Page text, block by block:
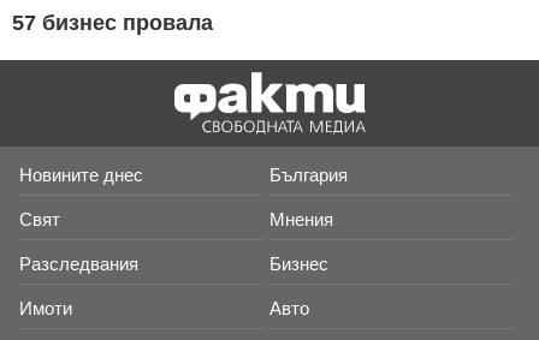
57 бизнес провала
Новините днес България
Свят Мнения
Разследвания Бизнес
Имоти Авто